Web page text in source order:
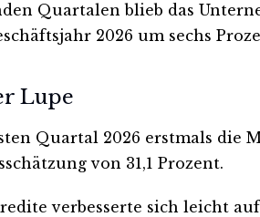
Quartalen blieb das
2026 um sechs
Lupe
Quartal 2026 erstmals die
von 31,1 Prozent.
verbesserte sich leicht